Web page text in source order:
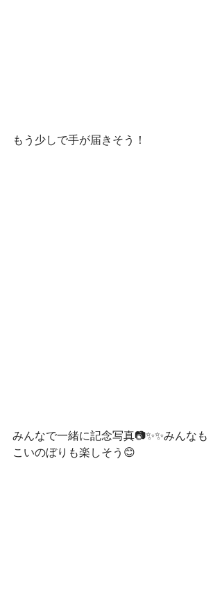
もう少しで手が届きそう！
みんなで一緒に記念写真📷✨✨みんなも
こいのぼりも楽しそう😊